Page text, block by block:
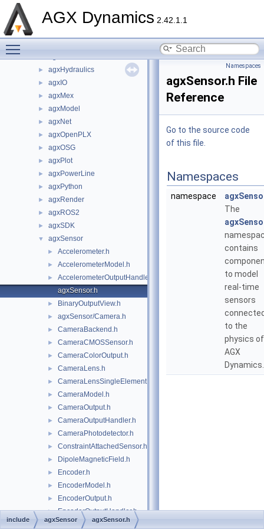
AGX Dynamics 2.42.1.1
► agxDriveTrain
► agxHydraulics
► agxIO
► agxMex
► agxModel
► agxNet
► agxOpenPLX
► agxOSG
► agxPlot
► agxPowerLine
► agxPython
► agxRender
► agxROS2
► agxSDK
▼ agxSensor
► Accelerometer.h
► AccelerometerModel.h
►
AccelerometerOutputHandler.h
agxSensor.h
► BinaryOutputView.h
► agxSensor/Camera.h
► CameraBackend.h
► CameraCMOSSensor.h
► CameraColorOutput.h
► CameraLens.h
► CameraLensSingleElement.h
► CameraModel.h
► CameraOutput.h
► CameraOutputHandler.h
► CameraPhotodetector.h
► ConstraintAttachedSensor.h
► DipoleMagneticField.h
► Encoder.h
► EncoderModel.h
► EncoderOutput.h
► EncoderOutputHandler.h
► agxSensor/Environment.h
Namespaces
agxSensor.h File
Reference
Go to the source code
of this file.
Namespaces
namespace
The
contains
to model
real-time
sensors
to the
physics of
AGX
Dynamics.
include agxSensor agxSensor.h